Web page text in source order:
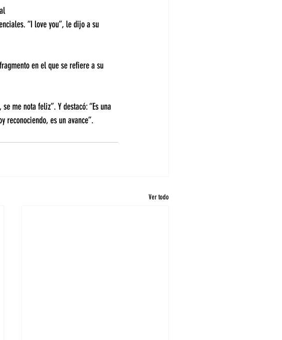
“I love you”, le dijo a su
en el que se refiere a su
me nota feliz”. Y destacó: “Es una
reconociendo, es un avance”.
Ver todo